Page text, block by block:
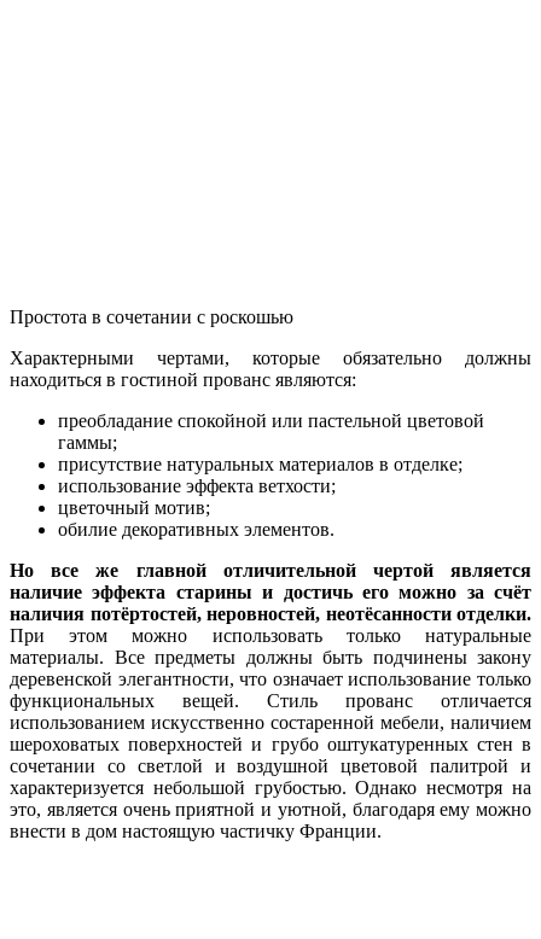
Простота в сочетании с роскошью
Характерными чертами, которые обязательно должны
находиться в гостиной прованс являются:
преобладание спокойной или пастельной цветовой
гаммы;
присутствие натуральных материалов в отделке;
использование эффекта ветхости;
цветочный мотив;
обилие декоративных элементов.
Но все же главной отличительной чертой является
наличие эффекта старины и достичь его можно за счёт
наличия потёртостей, неровностей, неотёсанности отделки.
При этом можно использовать только натуральные
материалы. Все предметы должны быть подчинены закону
деревенской элегантности, что означает использование только
функциональных вещей. Стиль прованс отличается
использованием искусственно состаренной мебели, наличием
шероховатых поверхностей и грубо оштукатуренных стен в
сочетании со светлой и воздушной цветовой палитрой и
характеризуется небольшой грубостью. Однако несмотря на
это, является очень приятной и уютной, благодаря ему можно
внести в дом настоящую частичку Франции.